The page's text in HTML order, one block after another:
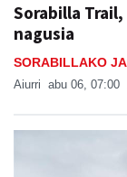
Sorabilla
nagusia
SORABILLAKO
Aiurri abu 06, 07:00